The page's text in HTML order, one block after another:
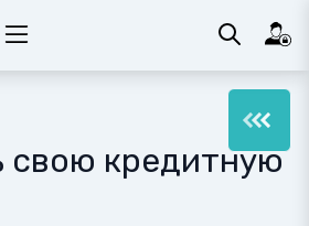
свою кредитную